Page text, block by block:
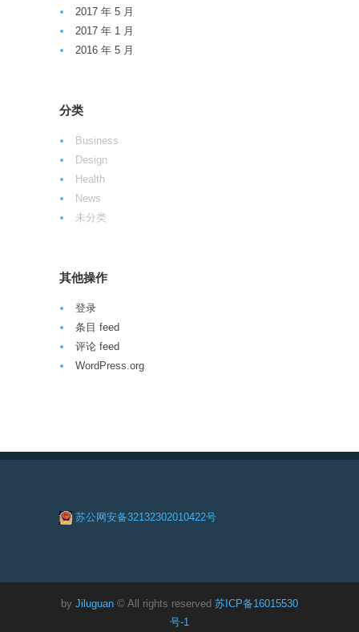
2017 年 5 月
2017 年 1 月
2016 年 5 月
分类
Business
Design
Health
News
未分类
其他操作
登录
条目 feed
评论 feed
WordPress.org
苏公网安备32132302010422号
by Jiluguan © All rights reserved 苏ICP备16015530
号-1